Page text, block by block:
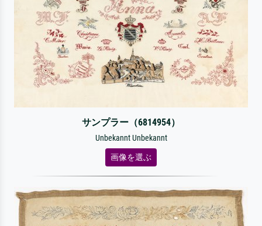
サンプラー（6814954）
Unbekannt Unbekannt
画像を選ぶ